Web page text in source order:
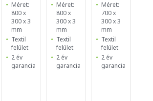
Méret:
800 x
300 x 3
mm
Textil
felület
2 év
garancia
Méret:
800 x
300 x 3
mm
Textil
felület
2 év
garancia
Méret:
700 x
300 x 3
mm
Textil
felület
2 év
garancia